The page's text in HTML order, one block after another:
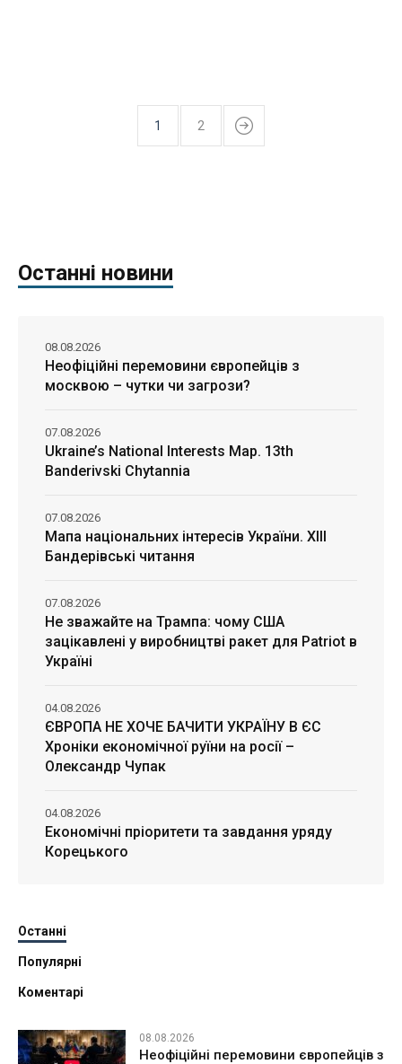
1 2
Останні новини
Неофіційні перемовини європейців з
москвою – чутки чи загрози?
08.08.2026
Ukraine’s National Interests Map. 13th
Banderivski Chytannia
07.08.2026
Мапа національних інтересів України. ХІІІ
Бандерівські читання
07.08.2026
Не зважайте на Трампа: чому США
зацікавлені у виробництві ракет для Patriot в
Україні
07.08.2026
ЄВРОПА НЕ ХОЧЕ БАЧИТИ УКРАЇНУ В ЄС
Хроніки економічної руїни на росії –
Олександр Чупак
04.08.2026
Економічні пріоритети та завдання уряду
Корецького
04.08.2026
Останні
Популярні
Коментарі
08.08.2026
Неофіційні перемовини європейців з